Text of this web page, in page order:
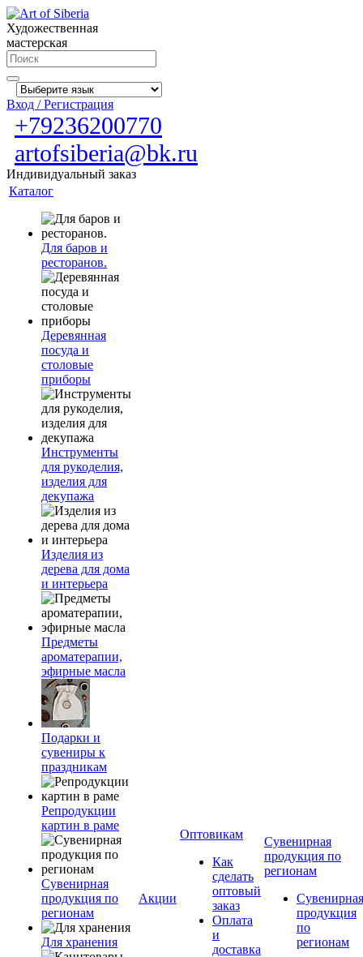
Художественная
мастерская
Вход / Регистрация
+79236200770
artofsiberia@bk.ru
Индивидуальный заказ
Каталог
Для баров и
ресторанов.
Деревянная
посуда и
столовые
приборы
Инструменты
для рукоделия,
изделия для
декупажа
Изделия из
дерева для дома
и интерьера
Предметы
ароматерапии,
эфирные масла
Подарки и
сувениры к
праздникам
Репродукции
картин в раме
Сувенирная
продукция по
регионам
Для хранения
Акции
Оптовикам
Как
сделать
оптовый
заказ
Оплата
и
доставка
Сувенирная
продукция по
регионам
Сувенирная
продукция
по
регионам